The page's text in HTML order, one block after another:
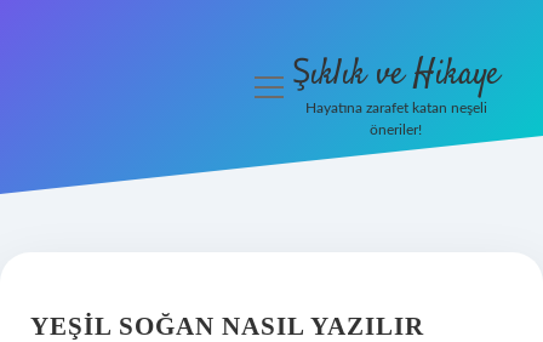
Olur
menüyüŞıklık ve Hikaye
Hayatına zarafet katan neşeli
öneriler!
YEŞIL SOĞAN NASIL YAZILIR